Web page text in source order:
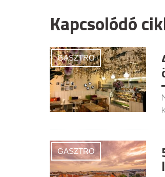
Kapcsolódó
GASZTRO
GASZTRO